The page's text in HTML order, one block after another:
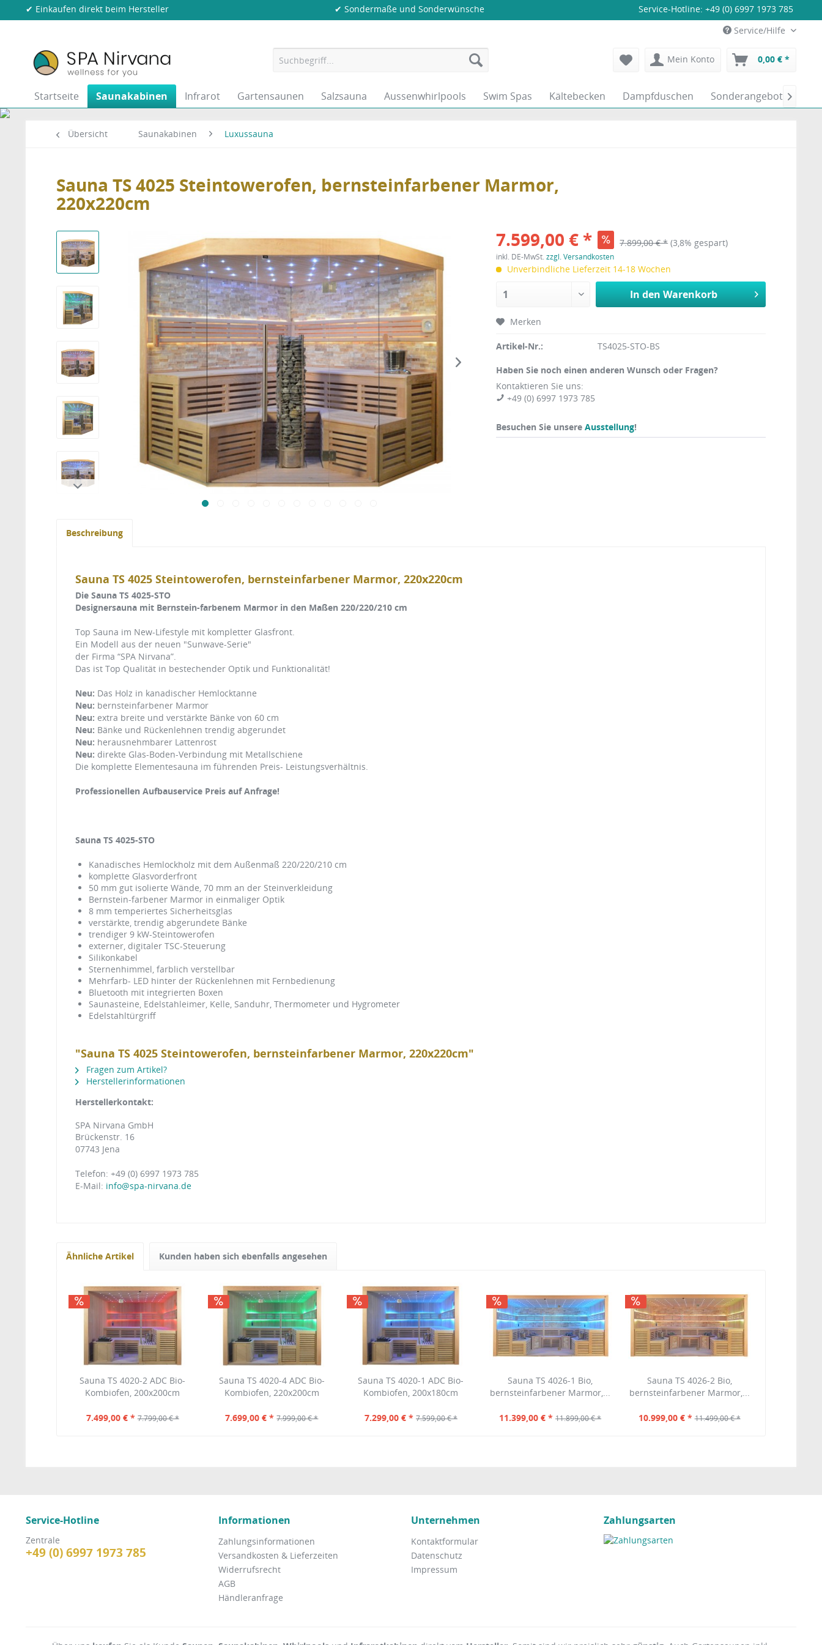
✔ Einkaufen direkt beim Hersteller ✔ Sondermaße und Sonderwünsche Service-Hotline:+49 (0) 6997 1973 785
Service/Hilfe
Mein Konto 0,00 € *
Startseite Saunakabinen Infrarot Gartensaunen Salzsauna Aussenwhirlpools Swim Spas Kältebecken Dampfduschen Sonderangebote
Übersicht Saunakabinen Luxussauna
Sauna TS 4025 Steintowerofen, bernsteinfarbener Marmor,
220x220cm
7.599,00 € *
7.899,00 € * (3,8% gespart)
inkl. DE-MwSt.zzgl. Versandkosten
Unverbindliche Lieferzeit 14-18 Wochen
In den Warenkorb
Merken
Artikel-Nr.: TS4025-STO-BS
Haben Sie noch einen anderen Wunsch oder Fragen?
Kontaktieren Sie uns:
+49 (0) 6997 1973 785
Besuchen Sie unsereAusstellung!
Beschreibung
Sauna TS 4025 Steintowerofen, bernsteinfarbener Marmor, 220x220cm
Die Sauna TS 4025-STO
Designersauna mit Bernstein-farbenem Marmor in den Maßen 220/220/210 cm
Top Sauna im New-Lifestyle mit kompletter Glasfront.
Ein Modell aus der neuen "Sunwave-Serie"
der Firma “SPA Nirvana”.
Das ist Top Qualität in bestechender Optik und Funktionalität!
Neu: Das Holz in kanadischer Hemlocktanne
Neu: bernsteinfarbener Marmor
Neu: extra breite und verstärkte Bänke von 60 cm
Neu: Bänke und Rückenlehnen trendig abgerundet
Neu: herausnehmbarer Lattenrost
Neu: direkte Glas-Boden-Verbindung mit Metallschiene
Die komplette Elementesauna im führenden Preis- Leistungsverhältnis.
Professionellen Aufbauservice Preis auf Anfrage!
Sauna TS 4025-STO
Kanadisches Hemlockholz mit dem Außenmaß 220/220/210 cm
komplette Glasvorderfront
50 mm gut isolierte Wände, 70 mm an der Steinverkleidung
Bernstein-farbener Marmor in einmaliger Optik
8 mm temperiertes Sicherheitsglas
verstärkte, trendig abgerundete Bänke
trendiger 9 kW-Steintowerofen
externer, digitaler TSC-Steuerung
Silikonkabel
Sternenhimmel, farblich verstellbar
Mehrfarb- LED hinter der Rückenlehnen mit Fernbedienung
Bluetooth mit integrierten Boxen
Saunasteine, Edelstahleimer, Kelle, Sanduhr, Thermometer und Hygrometer
Edelstahltürgriff
"Sauna TS 4025 Steintowerofen, bernsteinfarbener Marmor, 220x220cm"
Fragen zum Artikel?
Herstellerinformationen
Herstellerkontakt:
SPA Nirvana GmbH
Brückenstr. 16
07743 Jena
Telefon: +49 (0) 6997 1973 785
E-Mail: info@spa-nirvana.de
Ähnliche Artikel Kunden haben sich ebenfalls angesehen
Sauna TS 4020-2 ADC Bio-
Kombiofen, 200x200cm
7.499,00 € * 7.799,00 € *
Sauna TS 4020-4 ADC Bio-
Kombiofen, 220x200cm
7.699,00 € * 7.999,00 € *
Sauna TS 4020-1 ADC Bio-
Kombiofen, 200x180cm
7.299,00 € * 7.599,00 € *
Sauna TS 4026-1 Bio,
bernsteinfarbener Marmor,...
11.399,00 € * 11.899,00 € *
Sauna TS 4026-2 Bio,
bernsteinfarbener Marmor,...
10.999,00 € * 11.499,00 € *
Service-Hotline
Zentrale
+49 (0) 6997 1973 785
Informationen
Zahlungsinformationen
Versandkosten & Lieferzeiten
Widerrufsrecht
AGB
Händleranfrage
Unternehmen
Kontaktformular
Datenschutz
Impressum
Zahlungsarten